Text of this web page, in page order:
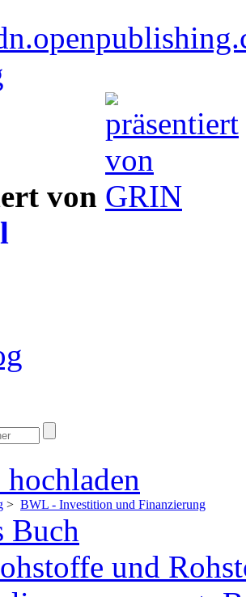
von
> BWL - Investition und Finanzierung
Buch